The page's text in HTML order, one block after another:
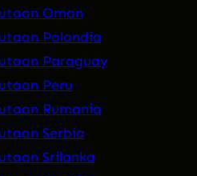
Oman
Polandia
Paraguay
Peru
Rumania
Serbia
Srilanka